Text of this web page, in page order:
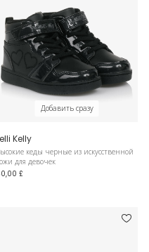
Добавить сразу
Kelly
кеды черные из искусственной
для девочек
£